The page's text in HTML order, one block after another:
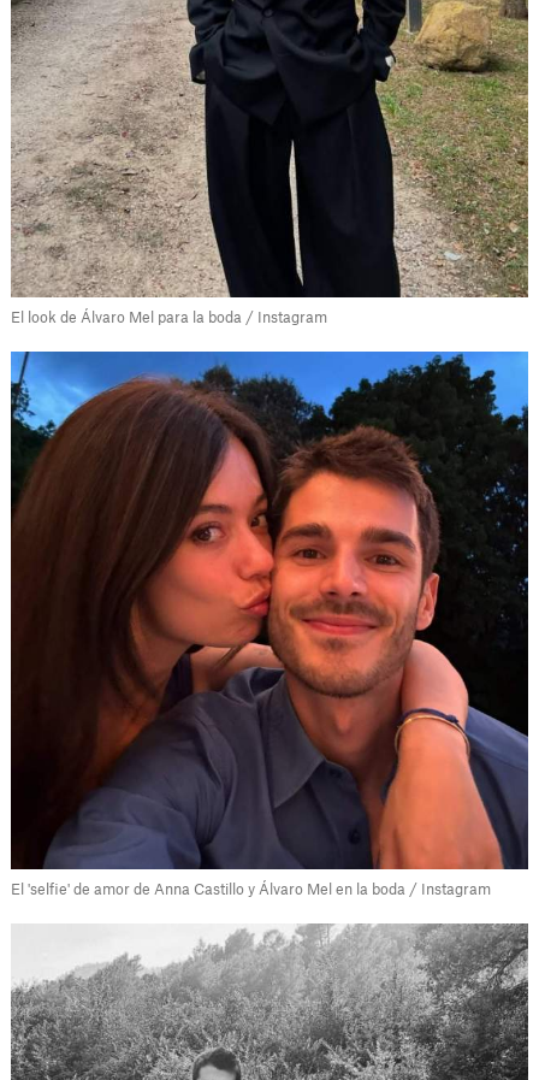
El look de Álvaro Mel para la boda / Instagram
El 'selfie' de amor de Anna Castillo y Álvaro Mel en la boda / Instagram